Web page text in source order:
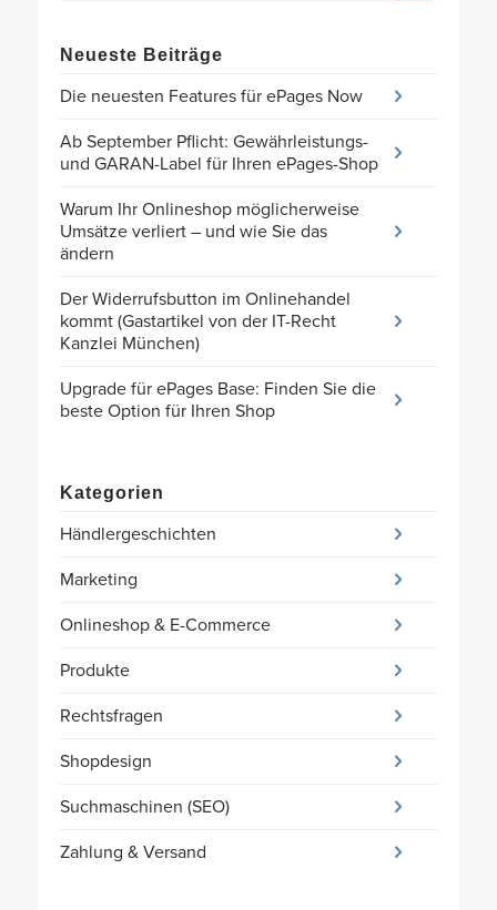
Neueste Beiträge
Die neuesten Features für ePages Now
Ab September Pflicht: Gewährleistungs-
und GARAN-Label für Ihren ePages-Shop
Warum Ihr Onlineshop möglicherweise
Umsätze verliert – und wie Sie das
ändern
Der Widerrufsbutton im Onlinehandel
kommt (Gastartikel von der IT-Recht
Kanzlei München)
Upgrade für ePages Base: Finden Sie die
beste Option für Ihren Shop
Kategorien
Händlergeschichten
Marketing
Onlineshop & E-Commerce
Produkte
Rechtsfragen
Shopdesign
Suchmaschinen (SEO)
Zahlung & Versand